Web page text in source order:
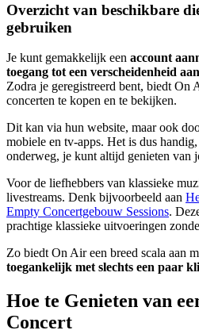
Overzicht van beschikbare
gebruiken
Je kunt gemakkelijk een account
toegang tot een verscheidenheid
Zodra je geregistreerd bent, biedt On
concerten te kopen en te bekijken.
Dit kan via hun website, maar ook
mobiele en tv-apps. Het is dus
onderweg, je kunt altijd genieten van
Voor de liefhebbers van klassieke
livestreams. Denk bijvoorbeeld aan
Empty Concertgebouw Sessions.
prachtige klassieke uitvoeringen
Zo biedt On Air een breed scala aan
toegankelijk met slechts een paar
Hoe te Genieten van
Concert